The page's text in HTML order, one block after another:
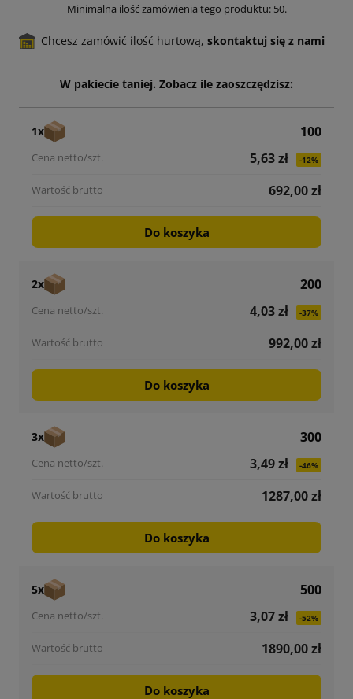
Minimalna ilość zamówienia tego produktu: 50.
Chcesz zamówić ilość hurtową, skontaktuj się z nami
W pakiecie taniej. Zobacz ile zaoszczędzisz:
1x
100
5,63 zł
-12%
692,00 zł
Do koszyka
2x
200
4,03 zł
-37%
992,00 zł
Do koszyka
3x
300
3,49 zł
-46%
1287,00 zł
Do koszyka
5x
500
3,07 zł
-52%
1890,00 zł
Do koszyka